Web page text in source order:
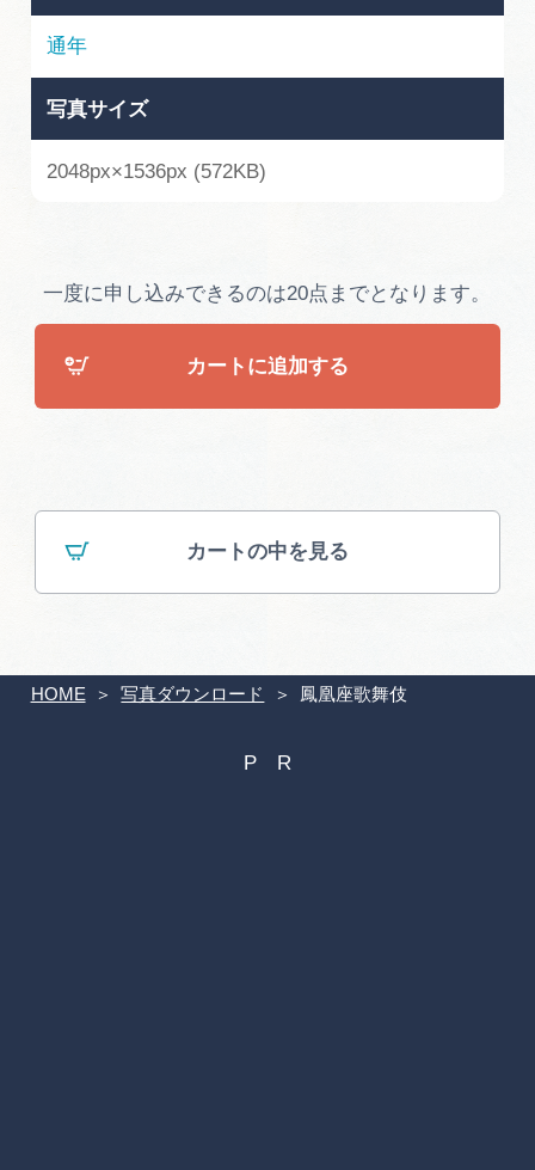
動画ライブラリー
お問い合わせ
広告掲載
サイトポリシー
HOME 写真ダウンロード 鳳凰座歌舞伎
通年
写真サイズ
2048px×1536px (572KB)
一度に申し込みできるのは20点までとなります。
カートに追加する
カートの中を見る